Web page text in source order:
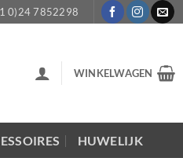
0)24 7852298
WINKELWAGEN
HUWELIJK